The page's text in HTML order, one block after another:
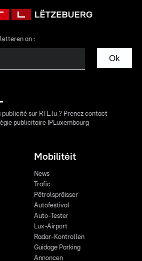
an :
Ok
publicité sur RTL.lu ? Prenez contact
publicitaire IPLuxembourg
Mobilitéit
News
Trafic
Pëtrolspräisser
Autofestival
Auto-Tester
Lux-Airport
Radar-Kontrollen
Guidage Parking
Annoncen